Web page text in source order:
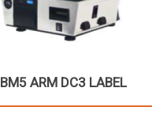
BM5 ARM DC3 LABEL